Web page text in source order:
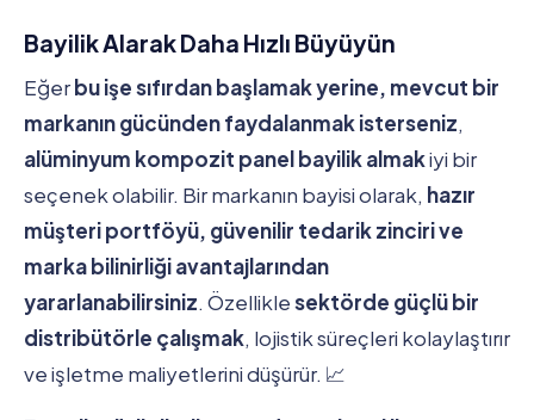
Bayilik Alarak Daha Hızlı Büyüyün
Eğerbu işe sıfırdan başlamak yerine, mevcut bir
markanın gücünden faydalanmak isterseniz,
alüminyum kompozit panel bayilik almakiyi bir
seçenek olabilir. Bir markanın bayisi olarak, hazır
müşteri portföyü, güvenilir tedarik zinciri ve
marka bilinirliği avantajlarından
yararlanabilirsiniz. Özelliklesektörde güçlü bir
distribütörle çalışmak, lojistik süreçleri kolaylaştırır
ve işletme maliyetlerini düşürür. 📈